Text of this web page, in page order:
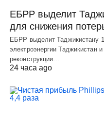
ЕБРР выделит
для снижения
ЕБРР выделит Таджикистану
электроэнергии Таджикистан
реконструкции…
24 часа ago